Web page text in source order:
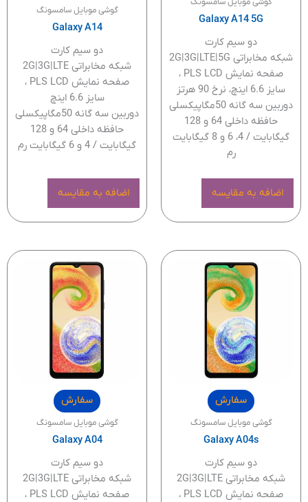
Galaxy A14 5G
دو سیم کارت
شبکه مخابراتی 2G|3G|LTE|5G
صفحه نمایش PLS LCD ،
سایز 6.6 اینچ، نرخ 90 هرتز
دوربین سه گانه 50مگاپیکسلی
حافظه داخلی 64 و 128
گیگابایت / 4، 6 و 8 گیگابایت
رم
اضافه به مقایسه
گوشی موبایل سامسونگ
Galaxy A14
دو سیم کارت
شبکه مخابراتی 2G|3G|LTE
صفحه نمایش PLS LCD ،
سایز 6.6 اینچ
دوربین سه گانه 50مگاپیکسلی
حافظه داخلی 64 و 128
گیگابایت / 4 و 6 گیگابایت رم
اضافه به مقایسه
سفارش
گوشی موبایل سامسونگ
Galaxy A04s
دو سیم کارت
شبکه مخابراتی 2G|3G|LTE
صفحه نمایش PLS LCD ،
سفارش
گوشی موبایل سامسونگ
Galaxy A04
دو سیم کارت
شبکه مخابراتی 2G|3G|LTE
صفحه نمایش PLS LCD ،